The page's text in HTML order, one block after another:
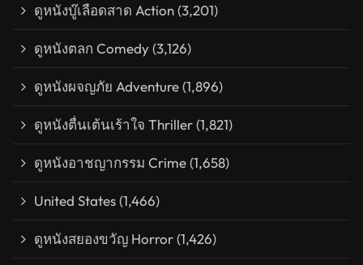
ดูหนังบู๊เลือดสาด Action(3,201)
ดูหนังตลก Comedy(3,126)
ดูหนังผจญภัย Adventure(1,896)
ดูหนังตื่นเต้นเร้าใจ Thriller(1,821)
ดูหนังอาชญากรรม Crime(1,658)
United States(1,466)
ดูหนังสยองขวัญ Horror(1,426)